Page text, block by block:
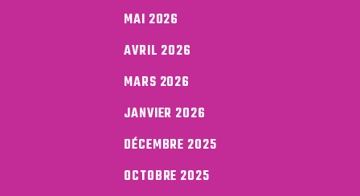
MAI 2026
AVRIL 2026
MARS 2026
JANVIER 2026
DÉCEMBRE 2025
OCTOBRE 2025